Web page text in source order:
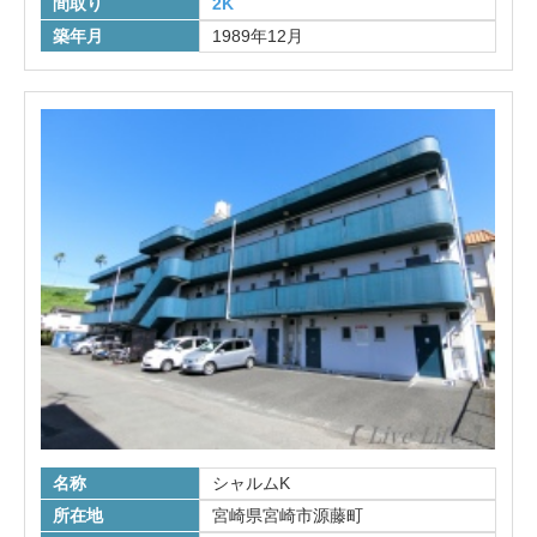
築年月
1989年12月
名称
シャルムK
所在地
宮崎県宮崎市源藤町